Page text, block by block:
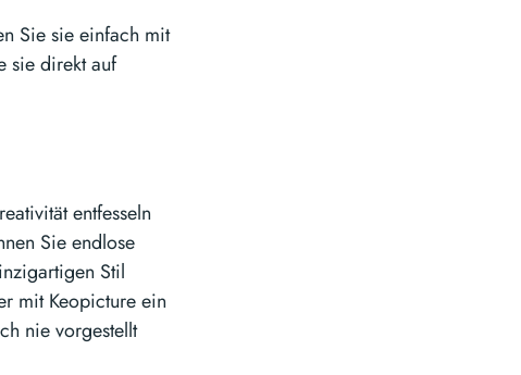
Sie sie einfach mit
sie direkt auf
entfesseln
Sie endlose
Stil
mit Keopicture ein
nie vorgestellt